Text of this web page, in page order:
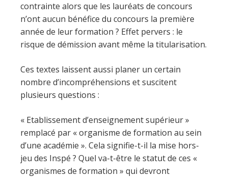
contrainte alors que les lauréats de concours
n’ont aucun bénéfice du concours la première
année de leur formation ? Effet pervers : le
risque de démission avant même la titularisation.
Ces textes laissent aussi planer un certain
nombre d’incompréhensions et suscitent
plusieurs questions :
« Etablissement d’enseignement supérieur »
remplacé par « organisme de formation au sein
d’une académie ». Cela signifie-t-il la mise hors-
jeu des Inspé ? Quel va-t-être le statut de ces «
organismes de formation » qui devront